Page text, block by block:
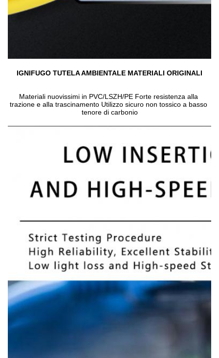
IGNIFUGO TUTELA AMBIENTALE MATERIALI ORIGINALI
Materiali nuovissimi in PVC/LSZH/PE Forte resistenza alla
trazione e alla trascinamento Utilizzo sicuro non tossico a basso
tenore di carbonio